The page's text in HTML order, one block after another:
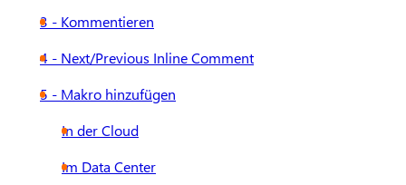
3 - Kommentieren
4 - Next/Previous Inline Comment
5 - Makro hinzufügen
In der Cloud
Im Data Center